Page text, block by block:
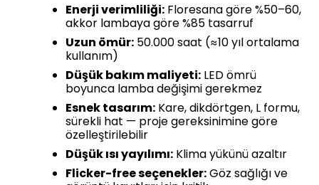
Enerji verimliliği: Floresana göre %50–60,
akkor lambaya göre %85 tasarruf
Uzun ömür: 50.000 saat (≈10 yıl ortalama
kullanım)
Düşük bakım maliyeti: LED ömrü
boyunca lamba değişimi gerekmez
Esnek tasarım: Kare, dikdörtgen, L formu,
sürekli hat — proje gereksinimine göre
özelleştirilebilir
Düşük ısı yayılımı: Klima yükünü azaltır
Flicker-free seçenekler:Göz sağlığı ve